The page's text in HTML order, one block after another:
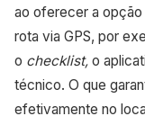
ao oferecer a
rota via GPS, por
o checklist, o
técnico. O que
efetivamente no